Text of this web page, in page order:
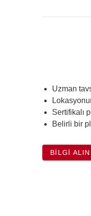
Uzman
Sertifikalı
Belirli bir
BILGI ALIN